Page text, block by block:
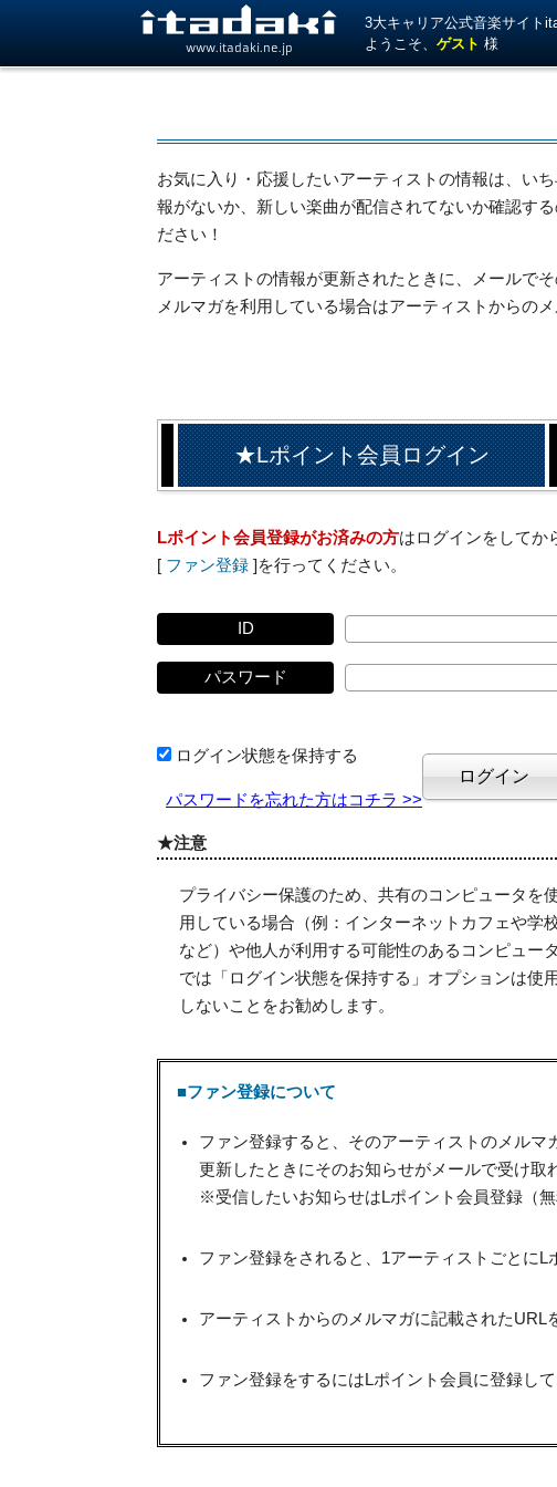
www.itadaki.ne.jp
3大キャリア公式音楽サイト
ようこそ、ゲスト 様
お気に入り・応援したいアーティストの情報は、い
報がないか、新しい楽曲が配信されてないか確認す
ださい！
アーティストの情報が更新されたときに、メールで
メルマガを利用している場合はアーティストからの
★Lポイント会員ログイン
Lポイント会員登録がお済みの方はログインをしてか
[ ファン登録 ]を行ってください。
ID
パスワード
ログイン状態を保持する
パスワードを忘れた方はコチラ >>
★注意
プライバシー保護のため、共有のコンピュータを
用している場合（例：インターネットカフェや学
など）や他人が利用する可能性のあるコンピュータ
では「ログイン状態を保持する」オプションは使用
しないことをお勧めします。
■ファン登録について
ファン登録すると、そのアーティストのメル
更新したときにそのお知らせがメールで受け取
※受信したいお知らせはLポイント会員登録（
ファン登録をされると、1アーティストごとにL
アーティストからのメルマガに記載されたURL
ファン登録をするにはLポイント会員に登録して